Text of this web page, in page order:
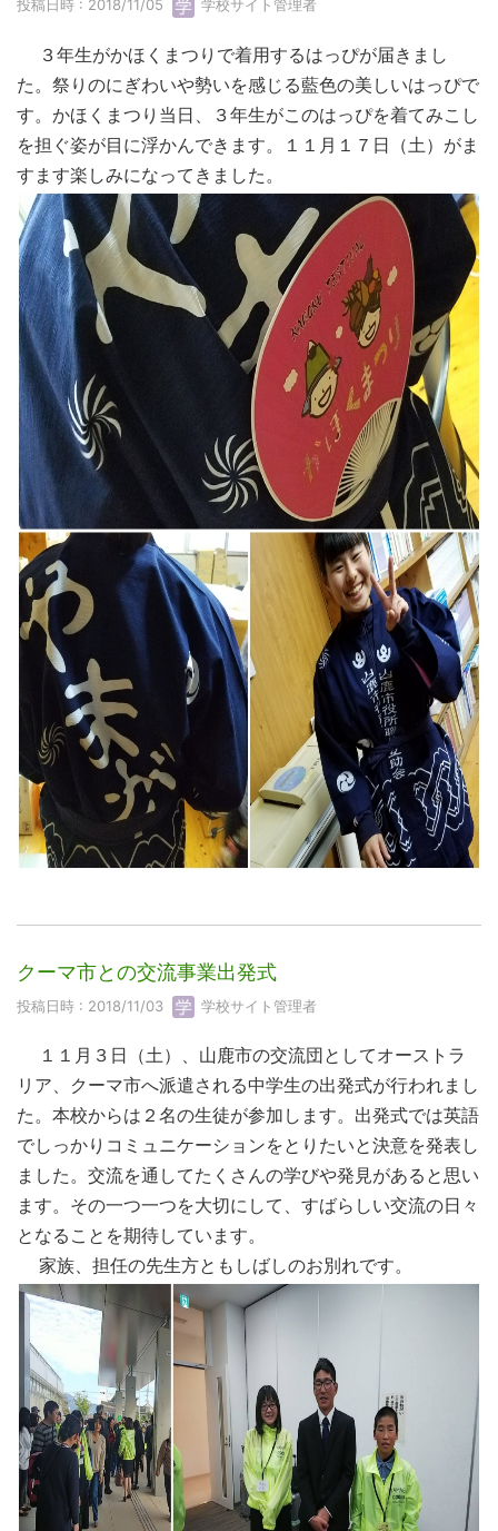
投稿日時 : 2018/11/05 学校サイト管理者
３年生がかほくまつりで着用するはっぴが届きまし
た。祭りのにぎわいや勢いを感じる藍色の美しいはっぴで
す。かほくまつり当日、３年生がこのはっぴを着てみこし
を担ぐ姿が目に浮かんできます。１１月１７日（土）がま
すます楽しみになってきました。
クーマ市との交流事業出発式
投稿日時 : 2018/11/03 学校サイト管理者
１１月３日（土）、山鹿市の交流団としてオーストラ
リア、クーマ市へ派遣される中学生の出発式が行われまし
た。本校からは２名の生徒が参加します。出発式では英語
でしっかりコミュニケーションをとりたいと決意を発表し
ました。交流を通してたくさんの学びや発見があると思い
ます。その一つ一つを大切にして、すばらしい交流の日々
となることを期待しています。
家族、担任の先生方ともしばしのお別れです。